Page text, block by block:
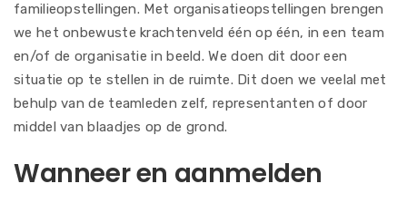
familieopstellingen. Met organisatieopstellingen brengen
we het onbewuste krachtenveld één op één, in een team
en/of de organisatie in beeld. We doen dit door een
situatie op te stellen in de ruimte. Dit doen we veelal met
behulp van de teamleden zelf, representanten of door
middel van blaadjes op de grond.
Wanneer en aanmelden